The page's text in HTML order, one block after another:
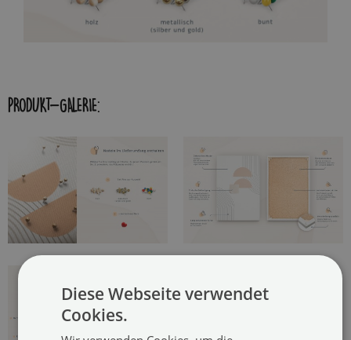
PRODUKT-GALERIE:
Diese Webseite verwendet
Cookies.